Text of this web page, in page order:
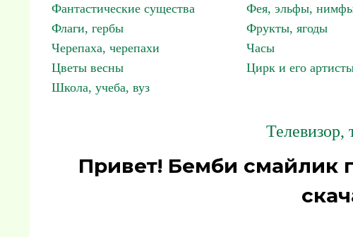
Фантастические существа
Фея, эльфы,
Флаги, гербы
Фрукты, ягоды
Черепаха, черепахи
Часы
Цветы весны
Цирк и его
Школа, учеба, вуз
Телевизор,
Привет! Бемби смайлик